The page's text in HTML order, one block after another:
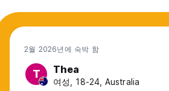
2월 2026년에 숙박 함
T Thea
여성, 18-24, Australia